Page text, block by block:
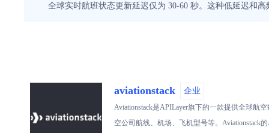
全球实时航班状态更新延迟仅为 30-60 秒。这种低延迟和
aviationstack 企业
Aviationstack是APILayer旗下的一款提供全球航
空公司航线、机场、飞机型号等。Aviationstack